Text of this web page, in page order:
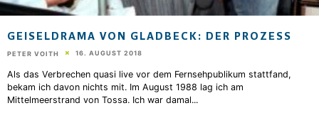
GEISELDRAMA VON GLADBECK: DER PROZESS
PETER VOITH 16. AUGUST 2018
Als das Verbrechen quasi live vor dem Fernsehpublikum stattfand,
bekam ich davon nichts mit. Im August 1988 lag ich am
Mittelmeerstrand von Tossa. Ich war damal...